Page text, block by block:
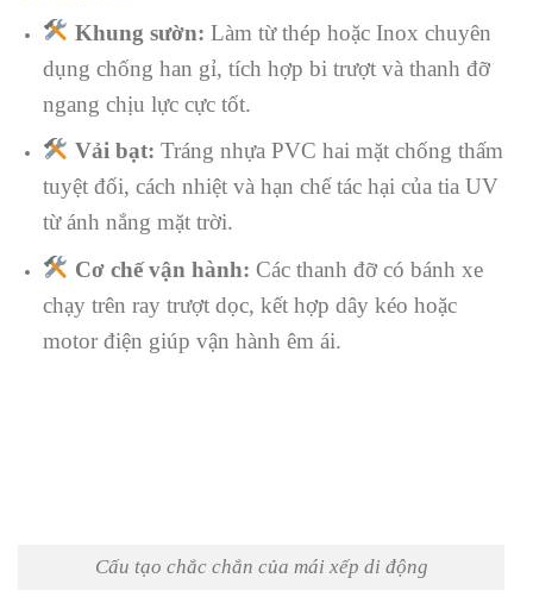
Khung sườn: Làm từ thép hoặc Inox chuyên
dụng chống han gỉ, tích hợp bi trượt và thanh đỡ
ngang chịu lực cực tốt.
Vải bạt: Tráng nhựa PVC hai mặt chống thấm
tuyệt đối, cách nhiệt và hạn chế tác hại của tia UV
từ ánh nắng mặt trời.
Cơ chế vận hành: Các thanh đỡ có bánh xe
chạy trên ray trượt dọc, kết hợp dây kéo hoặc
motor điện giúp vận hành êm ái.
Cấu tạo chắc chắn của mái xếp di động